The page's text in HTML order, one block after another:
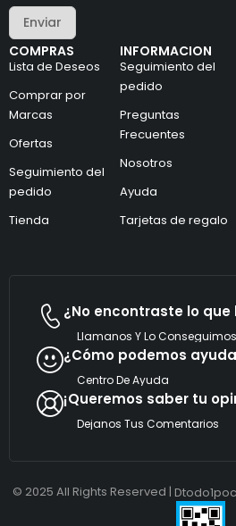
COMPRAS
Lista de Deseos
Comprar por
Marcas
Ofertas
Seguimiento del
pedido
Tienda
INFORMACION
Seguimiento del
pedido
Preguntas
Frecuentes
Nosotros
Ayuda
Tarjetas de regalo
r
n
i
c
o
*
*
e
e
l
e
t
r
n
c
o
Enviar
¿No encontraste lo
Llamanos Y Lo Conseguimos
¿Cómo podemos
Centro De Ayuda
¡Queremos saber tu
Dejanos Tus Comentarios
© 2025 All Rights Reserved |